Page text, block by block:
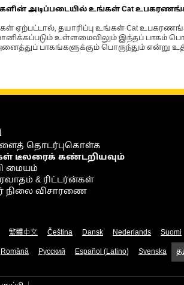
அடிப்படையில் உங்கள் Cat
ஏற்பட்டால், தயாரிப்பு உங்கள் Cat
உள்ளமைவிலும் இந்தப் பாகம்
பாகங்களுக்கும் பொருந்தும் என்று
தொடர்புகொள்க
டீலரைக் கண்டறியவும்
மையம்
& ரிட்டர்ன்கள்
நிலை விசாரணை
繁體中文 Čeština Dansk Nederlands Suomi
Română Русский Español (Latino) Svenska